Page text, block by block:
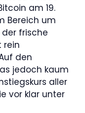
am 19.
Bereich um
der frische
rein
den
jedoch kaum
aller
vor klar unter